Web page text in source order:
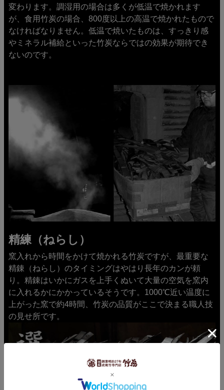
変わります。調湿用の場合は多くが低温で焼かれます
が、食用竹炭の場合、800度以上の高温で焼かれたもので
なければなりません。低温で焼いたものは、すっきり感
やミネラル補給といった竹炭ならではの効果が期待でき
ないのです。
精練（ねらし）
窯入れから時間をかけて焼かれる竹炭ですが、最重要な
精錬（ねらし）のタイミングはやはり長年のカンが頼
り。精錬はいかにガスを上手くぬいて大量の空気を窯内
に入れるかにかかっているそうです。1000℃近い温度に
上がった窯で約4時間、竹炭の品質がここで決まる職人技
の見せ所です。